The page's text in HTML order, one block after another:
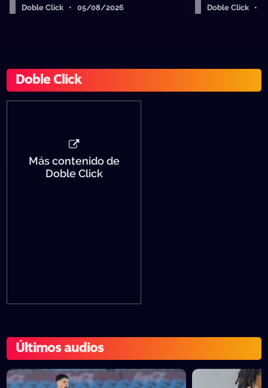
Doble Click • 05/08/2026
Doble Click •
Doble Click
Más contenido de
Doble Click
Últimos audios